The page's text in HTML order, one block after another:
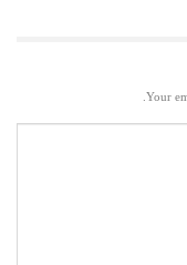
Your